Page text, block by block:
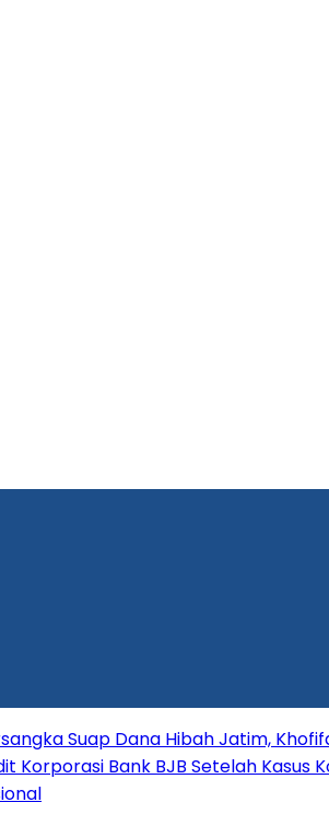
Suap Dana Hibah Jatim,
Korporasi Bank BJB Setelah Kasus